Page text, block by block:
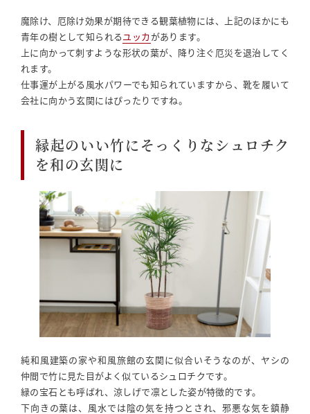
魔除け、厄除け効果が期待できる観葉植物には、上記のほかにも
青年の樹として知られるユッカがあります。
上に向かって刺すような形状の葉が、降り注ぐ厄災を退治してく
れます。
仕事運が上がる風水パワーでも知られていますから、靴を履いて
会社に向かう玄関にはぴったりですね。
縁起のいい竹にそっくりなシュロチク
を和の玄関に
純和風建築の家や和風旅館の玄関に似合いそうなのが、ヤシの
仲間で竹に見た目がよく似ているシュロチクです。
緑の宝石とも呼ばれ、涼しげで凛とした姿が特徴的です。
下向きの葉は、風水では陰の気を持つとされ、邪悪な気を鎮静